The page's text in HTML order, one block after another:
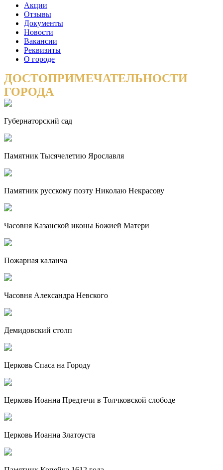
Акции
Отзывы
Документы
Новости
Вакансии
Реквизиты
О городе
ДОСТОПРИМЕЧАТЕЛЬНОСТИ
ГОРОДА
Губернаторский сад
Памятник Тысячелетию Ярославля
Памятник русскому поэту Николаю Некрасову
Часовня Казанской иконы Божией Матери
Пожарная каланча
Часовня Александра Невского
Демидовский столп
Церковь Спаса на Городу
Церковь Иоанна Предтечи в Толчковской слободе
Церковь Иоанна Златоуста